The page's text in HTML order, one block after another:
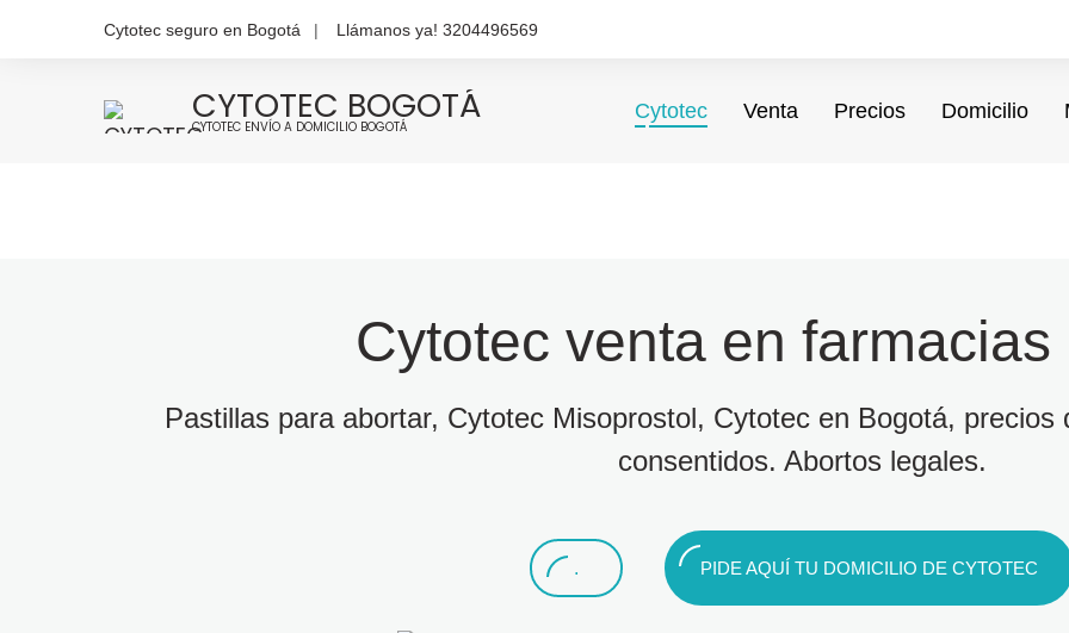
Cytotec seguro en Bogotá Llámanos ya! 3204496569
CYTOTEC BOGOTÁ
CYTOTEC ENVÍO A DOMICILIO BOGOTÁ
Cytotec Venta Precios Domicilio
Cytotec venta en farmacias
Pastillas para abortar, Cytotec Misoprostol, Cytotec en Bogotá, precios
consentidos. Abortos legales.
. PIDE AQUÍ TU DOMICILIO DE CYTOTEC